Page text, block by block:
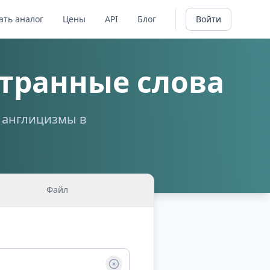
аналог Цены API Блог Войти
слова
англицизмы в
Файл